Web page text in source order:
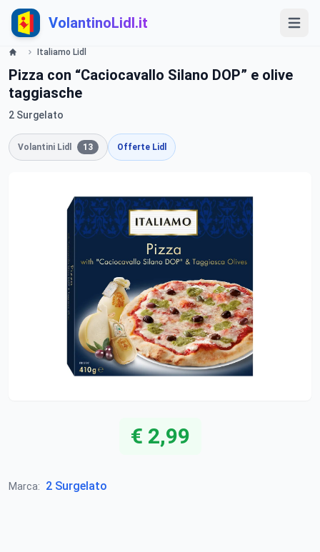
VolantinoLidl.it
Italiamo Lidl
Pizza con “Caciocavallo Silano DOP” e olive
taggiasche
2 Surgelato
Volantini Lidl 13 Offerte Lidl
€ 2,99
Marca: 2 Surgelato